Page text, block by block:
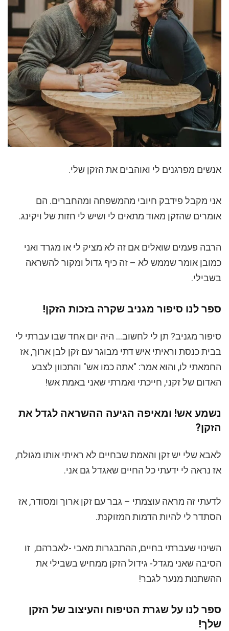
אנשים מפרגנים לי ואוהבים את הזקן שלי.
אני מקבל פידבק חיובי מהמשפחה ומהחברים. הם
אומרים שהזקן מאוד מתאים לי ושיש לי חזות של ויקינג.
הרבה פעמים שואלים אם זה לא מציק לי או מגרד ואני
כמובן אומר שממש לא – זה כיף גדול ומקור להשראה
בשבילי.
ספר לנו סיפור מגניב שקרה בזכות הזקן!
סיפור מגניב? תן לי לחשוב… היה יום אחד שבו עברתי לי
בבית כנסת וראיתי איש דתי מבוגר עם זקן לבן ארוך, אז
החמאתי לו, והוא אמר: "אתה כמו אש" והתכוון לצבע
האדום של זקני, חייכתי ואמרתי שאני באמת אש!
נשמע אש! ומאיפה הגיעה ההשראה לגדל את
הזקן?
לאבא שלי יש זקן והאמת שבחיים לא ראיתי אותו מגולח,
אז נראה לי ידעתי כל החיים שאגדל גם אני.
לדעתי זה מראה עוצמתי – גבר עם זקן ארוך ומסודר, אז
הסתדר לי להיות הדמות המזוקנת.
השינוי שעברתי בחיים, ההתבגרות מאבי -לאברהם, זו
הסיבה שאני מגדל- גידול הזקן ממחיש בשבילי את
ההשתנות מנער לגבר!
ספר לנו על שגרת הטיפוח והעיצוב של הזקן
שלך!